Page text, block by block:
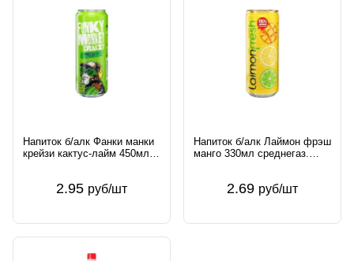
Напиток б/алк Фанки манки
крейзи кактус-лайм 450мл
2.95 руб/шт
Напиток б/алк Лаймон фрэш
манго 330мл среднегаз.
2.69 руб/шт